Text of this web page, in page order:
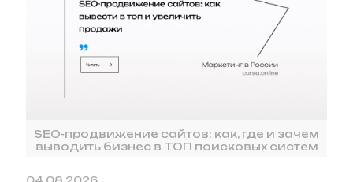
SEO-продвижение сайтов: как, где и зачем
выводить бизнес в ТОП поисковых систем